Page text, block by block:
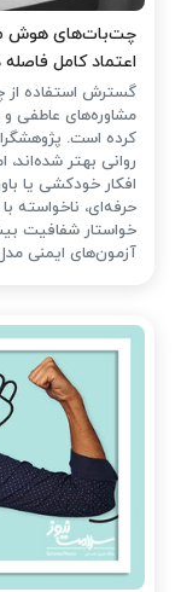
چت‌بات‌های هوش
اعتماد کامل فاصله
گسترش استفاده
مشاوره‌های عاطفی و
کرده است.
روانی بهتر
افکار خودکشی یا
حرفه‌ای، ناخواسته
خواستار شفافیت
آزمون‌های ایمنی